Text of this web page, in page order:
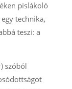
pislákoló
technika,
teszi: a
szóból